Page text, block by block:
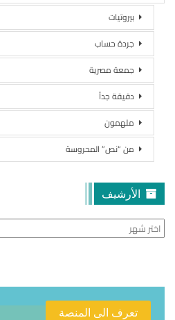
بيروتيات
جردة حساب
جمعة مصرية
دقيقة جداً
ملهمون
من “نص” المحروسة
الأرشيف
الأرشيف
تعرف الى المنصة